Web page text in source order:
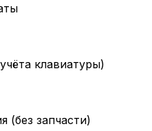
клавиатуры)
(без запчасти)